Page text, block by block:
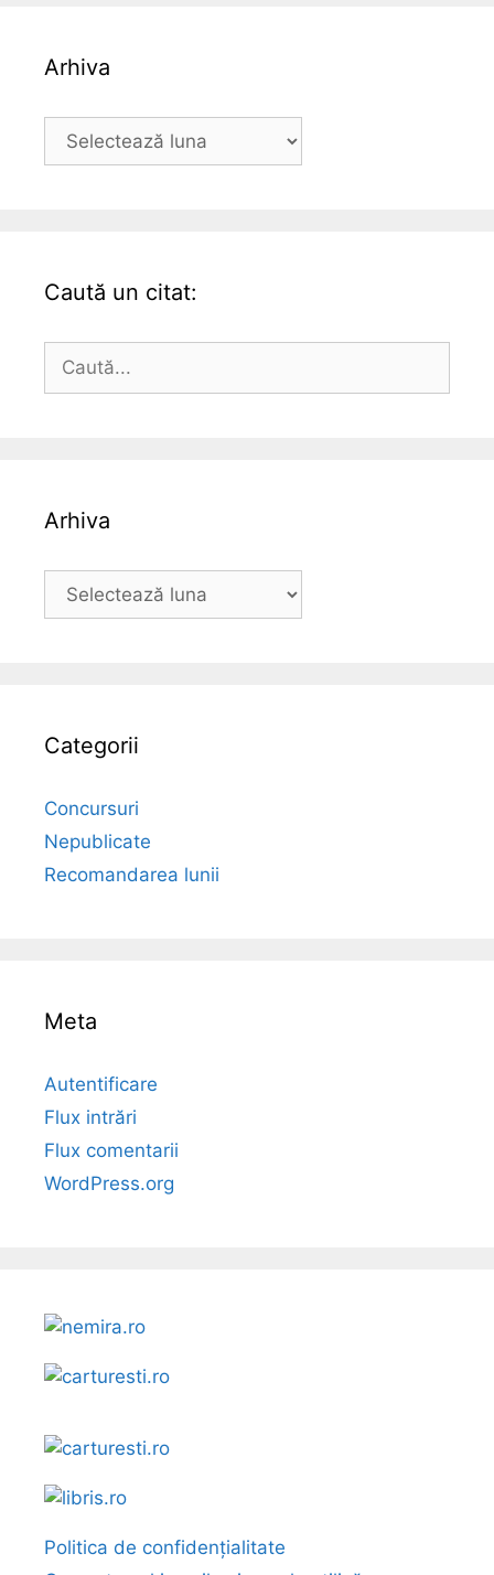
Arhiva
Arhiva
Caută un citat:
după:
Arhiva
Arhiva
Categorii
Concursuri
Nepublicate
Recomandarea lunii
Meta
Autentificare
Flux intrări
Flux comentarii
WordPress.org
Politica de confidențialitate